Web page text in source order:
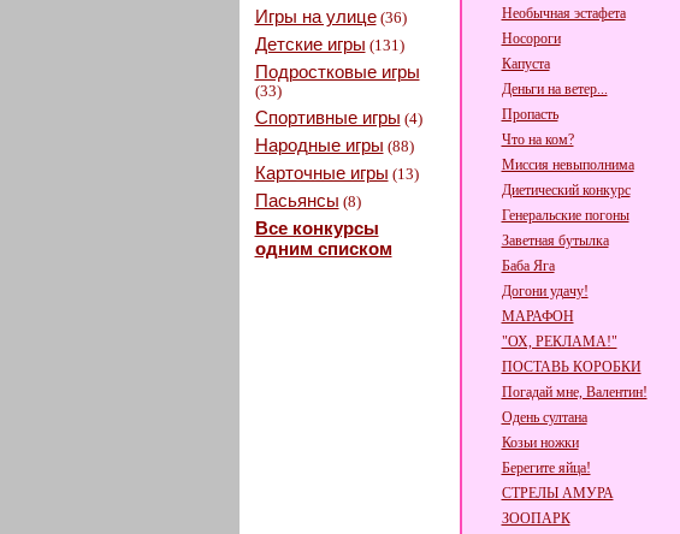
Игры на улице(36)
Детские игры (131)
Подростковые игры
(33)
Спортивные игры (4)
Народные игры (88)
Карточные игры (13)
Пасьянсы (8)
Все конкурсы
одним списком
Необычная эстафета
Носороги
Капуста
Деньги на ветер...
Пропасть
Что на ком?
Миссия невыполнима
Диетический конкурс
Генеральские погоны
Заветная бутылка
Баба Яга
Догони удачу!
МАРАФОН
"ОХ, РЕКЛАМА!"
ПОСТАВЬ КОРОБКИ
Погадай мне, Валентин!
Одень султана
Козьи ножки
Берегите яйца!
СТРЕЛЫ АМУРА
ЗООПАРК